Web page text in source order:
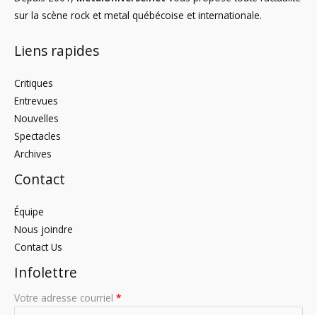
sur la scène rock et metal québécoise et internationale.
Liens rapides
Critiques
Entrevues
Nouvelles
Spectacles
Archives
Contact
Équipe
Nous joindre
Contact Us
Infolettre
Votre adresse courriel *